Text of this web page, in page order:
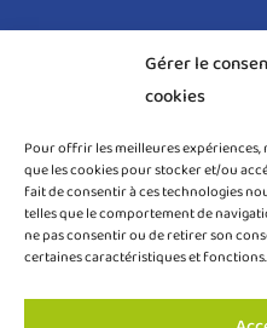
Gérer le
cookies
Pour offrir les meilleures
que les cookies pour stocker et/ou
fait de consentir à ces technologies
telles que le comportement de
ne pas consentir ou de retirer son
certaines caractéristiques et fonctions.
Règlement général sur la
Politique